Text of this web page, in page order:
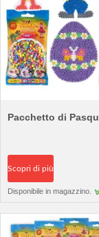
Pacchetto di
Scopri di più
Disponibile in magazzino.